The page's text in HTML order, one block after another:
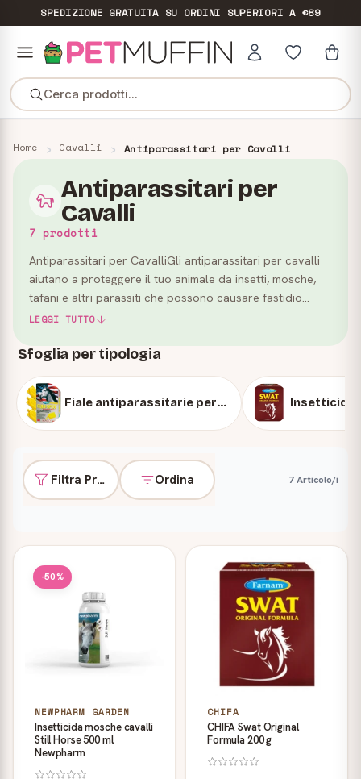
SPEDIZIONE GRATUITASU ORDINI SUPERIORI A €89
Cerca prodotti...
Home Cavalli Antiparassitari per Cavalli
Antiparassitari per
Cavalli
7 prodotti
Antiparassitari per CavalliGli antiparassitari per cavalli
aiutano a proteggere il tuo animale da insetti, mosche,
tafani e altri parassiti che possono causare fastidio
durante la vita in scuderia, al pascolo o in allen…
LEGGI TUTTO
Sfoglia per tipologia
Fiale antiparassitarie per cavalli Insetticidi
Filtra Prodotti Ordina 7 Articolo/i
Prodotti
-50%
NEWPHARM GARDEN
Insetticida mosche cavalli
Still Horse 500 ml
Newpharm
CHIFA
CHIFA Swat Original
Formula 200 g